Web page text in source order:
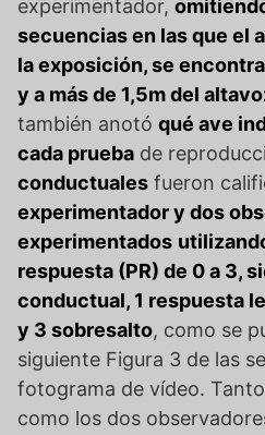
experimentador,
secuencias en las que el
la exposición, se
y a más de 1,5m del
también anotó qué ave
cada prueba de
conductuales fueron
experimentador y dos
experimentados
respuesta (PR) de 0 a 3,
conductual, 1 respuesta
y 3 sobresalto, como se
siguiente Figura 3 de las
fotograma de vídeo.
como los dos